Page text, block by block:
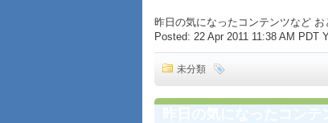
昨日の気になったコンテンツなど
Posted: 22 Apr 2011 11:38 AM
未分類